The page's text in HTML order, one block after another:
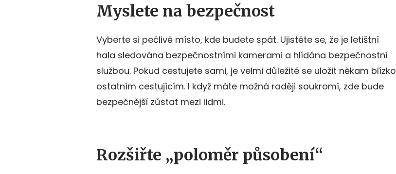
Myslete na bezpečnost
Vyberte si pečlivě místo, kde budete spát. Ujistěte se, že je letištní
hala sledována bezpečnostními kamerami a hlídána bezpečnostní
službou. Pokud cestujete sami, je velmi důležité se uložit někam blízko
ostatním cestujícím. I když máte možná raději soukromí, zde bude
bezpečnější zůstat mezi lidmi.
Rozšiřte „poloměr působení“